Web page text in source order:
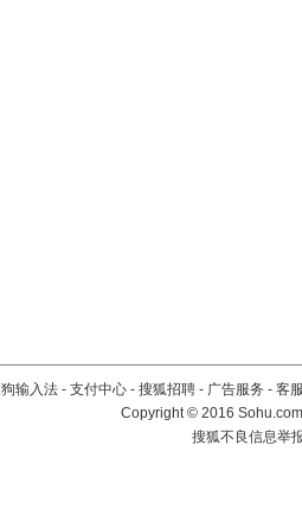
输入法 - 支付中心 - 搜狐招聘 - 广告服务 - 客
Copyright©2016
搜狐不良信息举